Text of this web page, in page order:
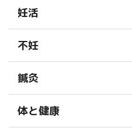
妊活
不妊
鍼灸
体と健康